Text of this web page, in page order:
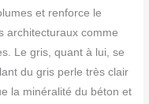
et renforce le
architecturaux comme
Le gris, quant à lui, se
du gris perle très clair
la minéralité du béton et